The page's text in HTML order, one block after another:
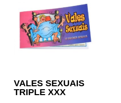
VALES SEXUAIS
TRIPLE XXX